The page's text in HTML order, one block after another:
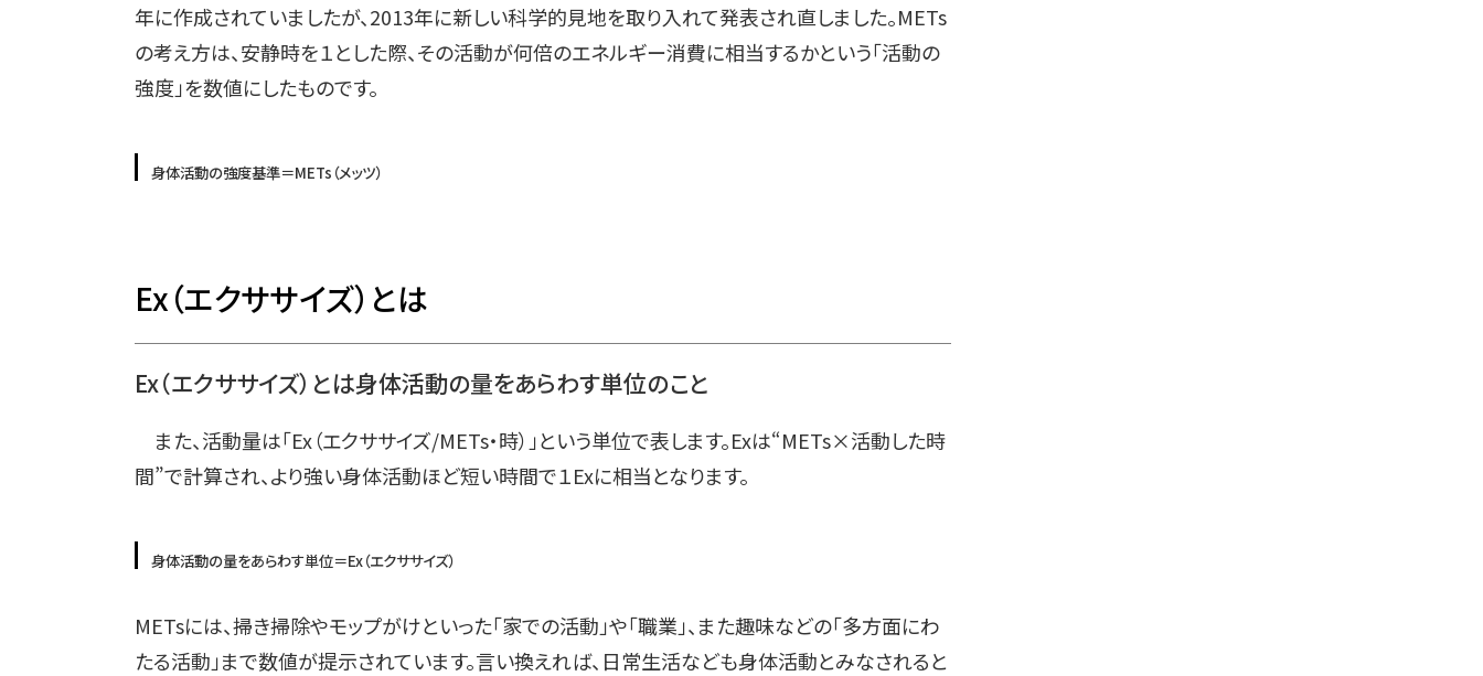
年に作成されていましたが、2013年に新しい科学的見地を取り入れて発表され直しました。METs
の考え方は、安静時を１とした際、その活動が何倍のエネルギー消費に相当するかという「活動の
強度」を数値にしたものです。
身体活動の強度基準＝METs（メッツ）
Ex（エクササイズ）とは
Ex（エクササイズ）とは身体活動の量をあらわす単位のこと
また、活動量は「Ex（エクササイズ/METs・時）」という単位で表します。Exは“METs×活動した時
間”で計算され、より強い身体活動ほど短い時間で１Exに相当となります。
身体活動の量をあらわす単位＝Ex（エクササイズ）
METsには、掃き掃除やモップがけといった「家での活動」や「職業」、また趣味などの「多方面にわ
たる活動」まで数値が提示されています。言い換えれば、日常生活なども身体活動とみなされると